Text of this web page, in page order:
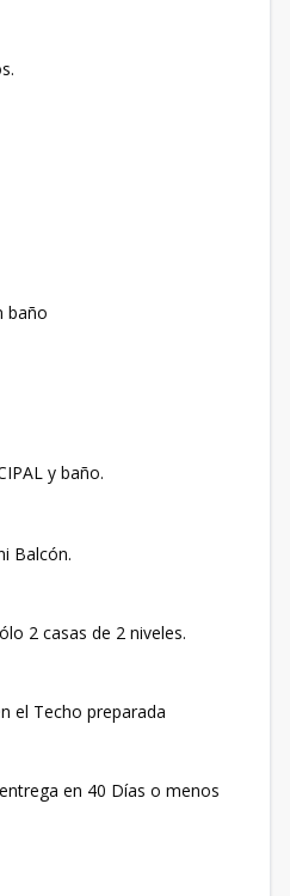
baño
y baño.
Balcón.
2 casas de 2 niveles.
el Techo preparada
en 40 Días o menos